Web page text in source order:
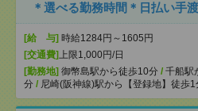
＊選べる勤務時間＊日払い手
[給 与] 時給1284円～1605円
[交通費] 上限1,000円/日
[勤務地] 御幣島駅から徒歩10分 / 千船駅
分 / 尼崎(阪神線)駅から【登録地】徒歩1